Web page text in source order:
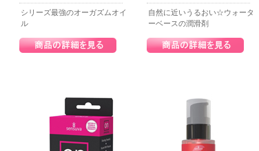
シリーズ最強のオーガズムオイ
ル
自然に近いうるおい☆ウォータ
ーベースの潤滑剤